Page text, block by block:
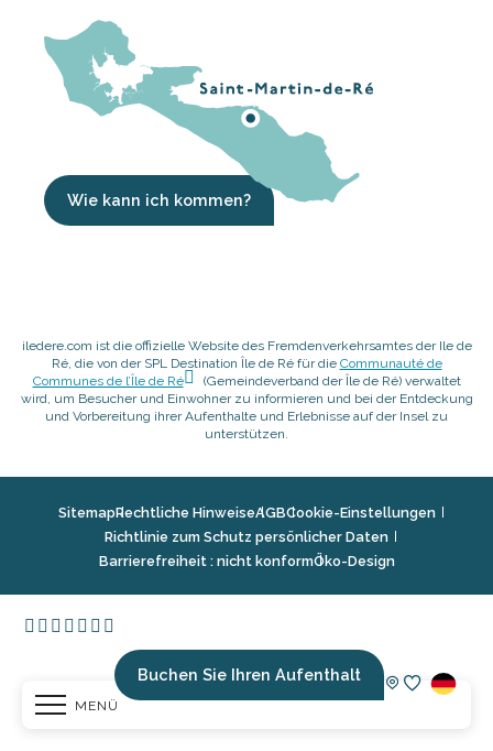
MENÜ
Buchen Sie Ihren Aufenthalt
Wie kann ich kommen?
iledere.com ist die offizielle Website des Fremdenverkehrsamtes der Ile de
Ré, die von der SPL Destination Île de Ré für die Communauté de
Communes de l’Île de Ré
(Gemeindeverband der Île de Ré) verwaltet
wird, um Besucher und Einwohner zu informieren und bei der Entdeckung
und Vorbereitung ihrer Aufenthalte und Erlebnisse auf der Insel zu
unterstützen.
SitemapRechtliche HinweiseAGBCookie-Einstellungen
Richtlinie zum Schutz persönlicher Daten
Barrierefreiheit : nicht konformÖko-Design